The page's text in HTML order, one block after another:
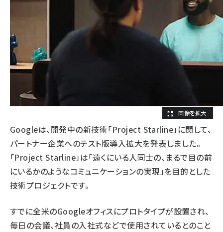
Googleは、開発中の新技術「Project Starline」に関して、
パートナー企業へのテスト版導入拡大を発表しました。
「Project Starline」は「遠くにいる人同士の、まるで目の前
にいるかのようなコミュニケーションの実現」を目的とした
技術プロジェクトです。
すでに全米のGoogleオフィスにプロトタイプが設置され、
毎日の会議、社員の入社式などで使用されているとのこと